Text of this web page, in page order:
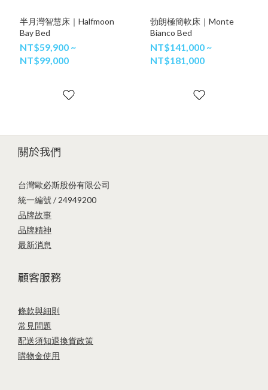
半月灣智慧床｜Halfmoon
Bay Bed
NT$59,900 ~
NT$99,000
勃朗極簡軟床｜Monte
Bianco Bed
NT$141,000 ~
NT$181,000
關於我們
台灣歐必斯股份有限公司
統一編號 / 24949200
品牌故事
品牌精神
最新消息
顧客服務
條款與細則
常見問題
配送須知退換貨政策
購物金使用